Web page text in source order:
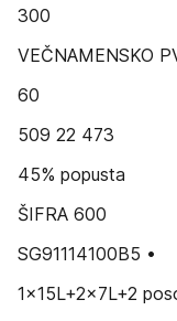
300
VEČNAMENSKO
60
509 22 473
45% popusta
ŠIFRA 600
SG91114100B5 •
1x15L+2x7L+2